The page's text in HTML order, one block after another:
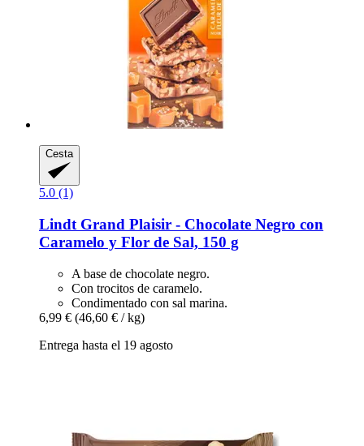
Cesta
5.0 (1)
Lindt Grand Plaisir -​ Chocolate Negro con
Caramelo y Flor de Sal, 150 g
A base de chocolate negro.
Con trocitos de caramelo.
Condimentado con sal marina.
6,99 € (46,60 € / kg)
Entrega hasta el 19 agosto